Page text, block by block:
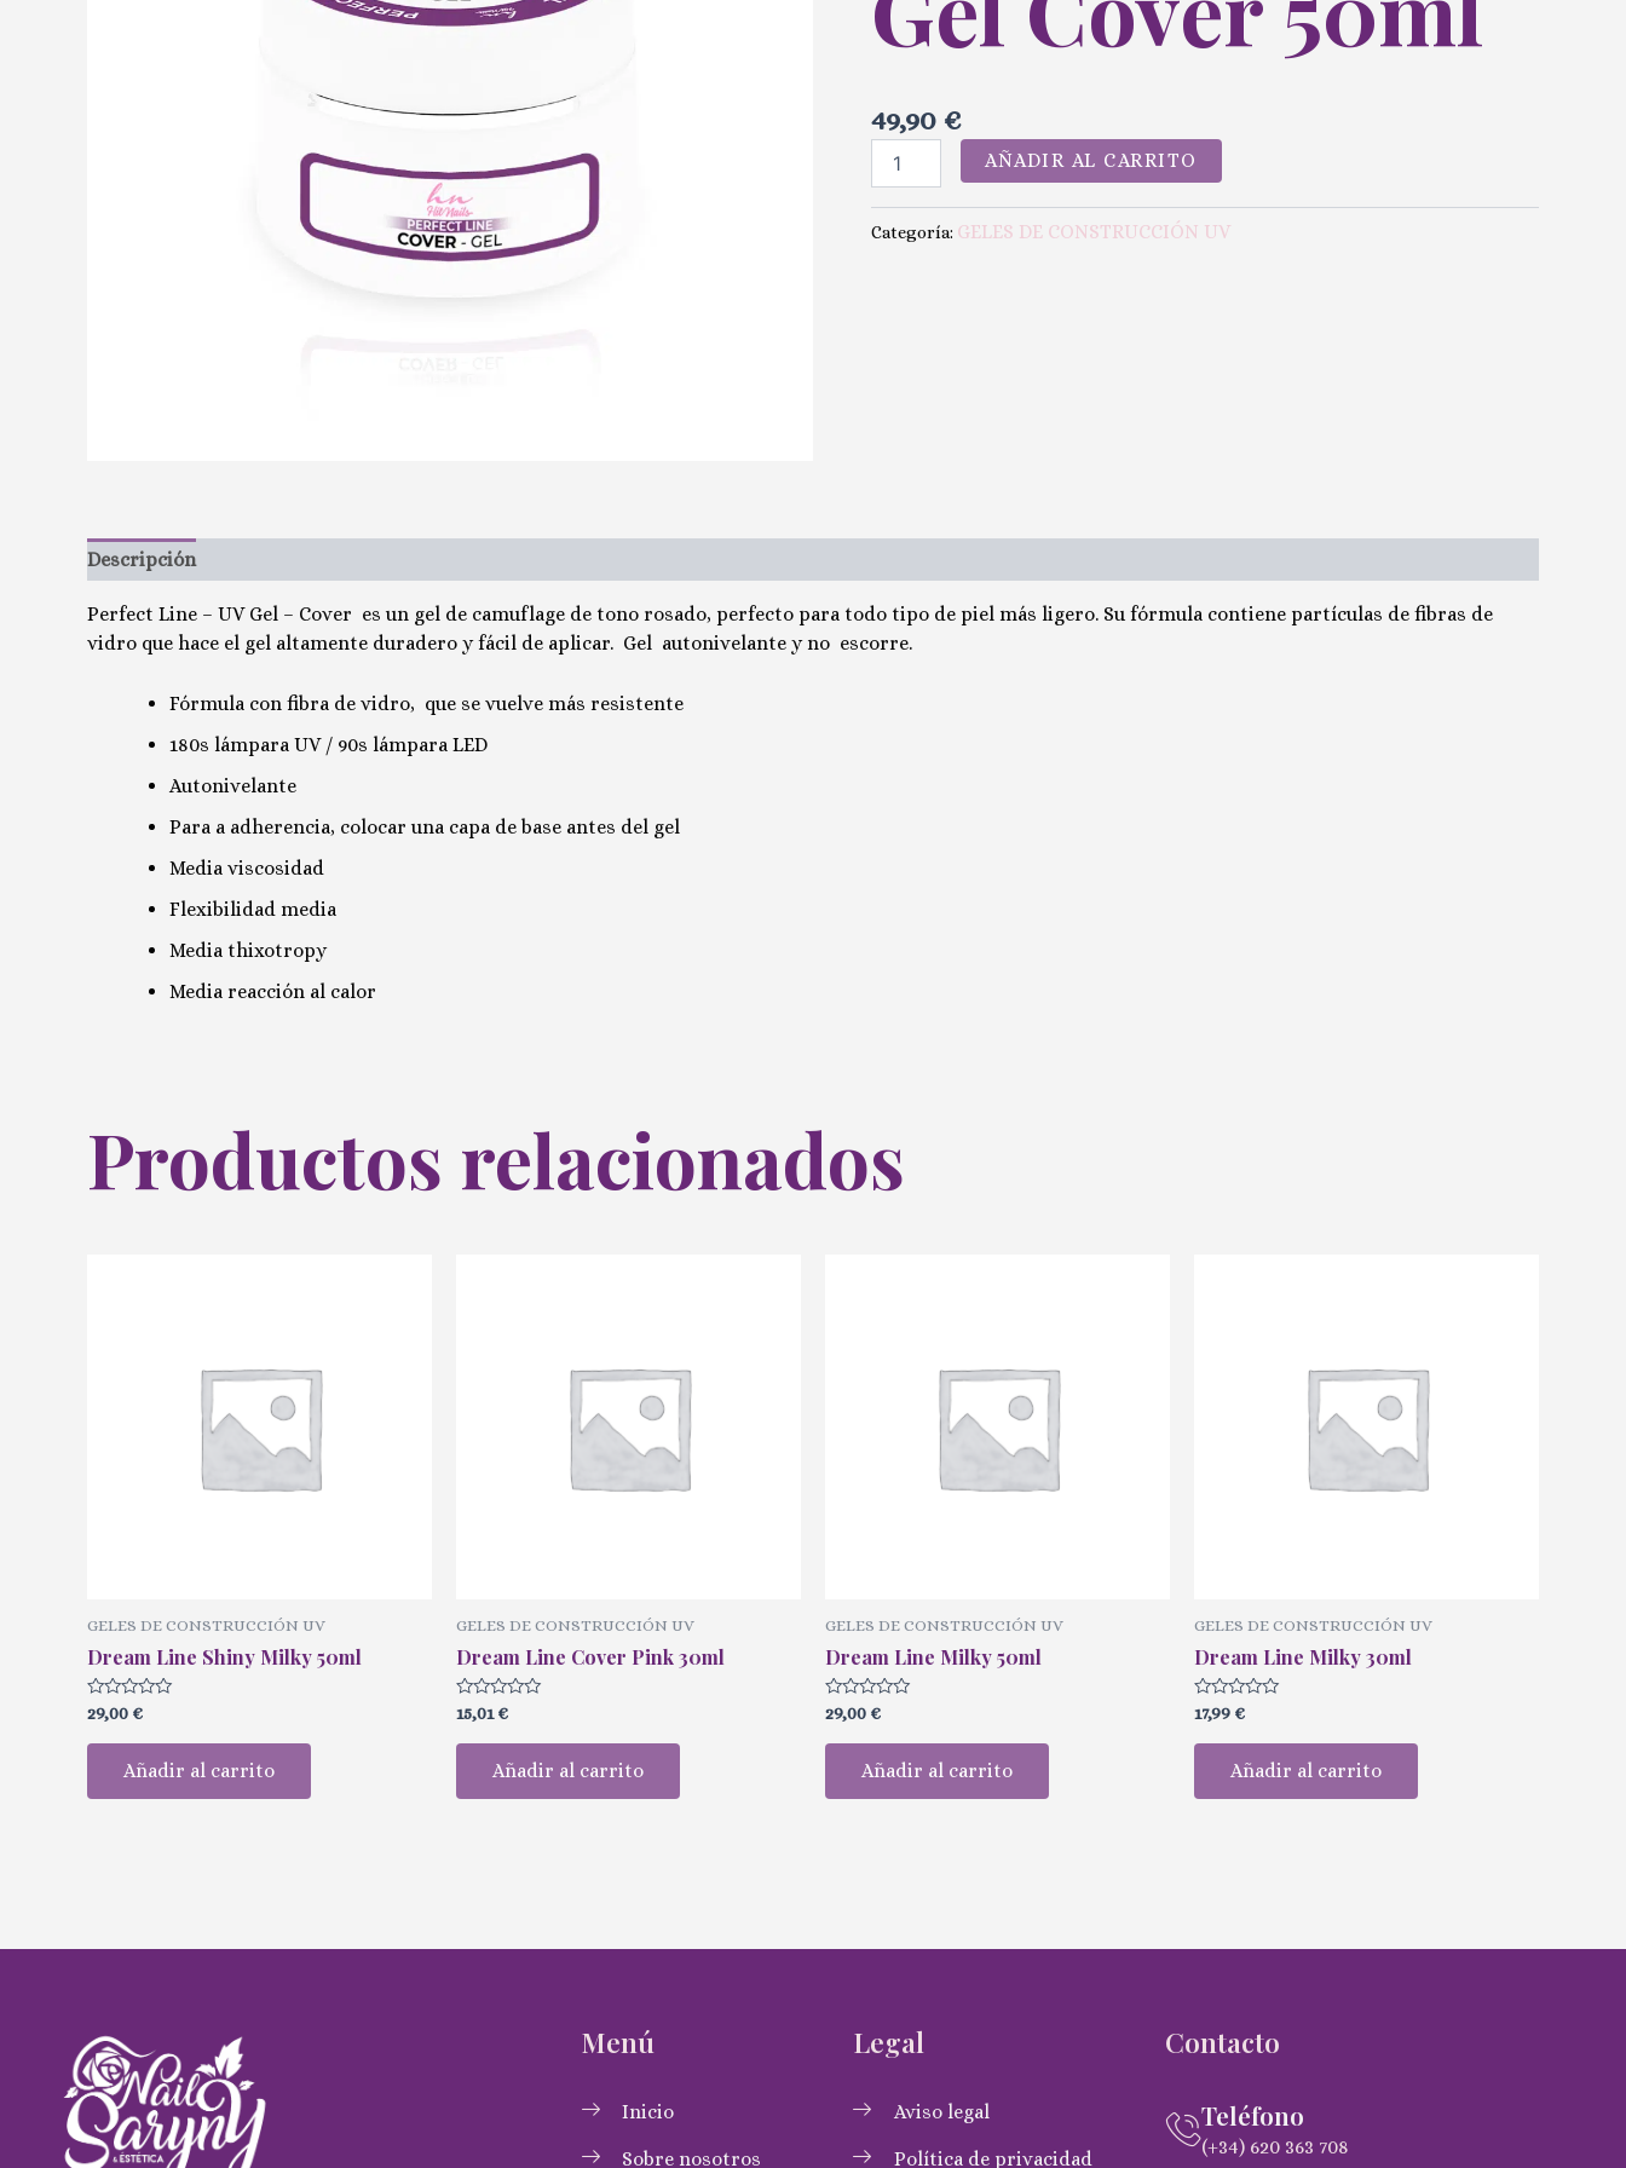
49,90 €
AÑADIR AL CARRITO
Categoría: GELES DE CONSTRUCCIÓN UV
Descripción
Perfect Line – UV Gel – Cover es un gel de camuflage de tono rosado, perfecto para todo tipo de piel más ligero. Su fórmula contiene partículas de fibras de
vidro que hace el gel altamente duradero y fácil de aplicar. Gel autonivelante y no escorre.
Fórmula con fibra de vidro, que se vuelve más resistente
180s lámpara UV / 90s lámpara LED
Autonivelante
Para a adherencia, colocar una capa de base antes del gel
Media viscosidad
Flexibilidad media
Media thixotropy
Media reacción al calor
Productos relacionados
GELES DE CONSTRUCCIÓN UV
Dream Line Shiny Milky 50ml
Valorado
con
0
29,00 €
Añadir al carrito
GELES DE CONSTRUCCIÓN UV
Dream Line Cover Pink 30ml
Valorado
con
0
15,01€
Añadir al carrito
GELES DE CONSTRUCCIÓN UV
Dream Line Milky 50ml
Valorado
con
0
29,00 €
Añadir al carrito
GELES DE CONSTRUCCIÓN UV
Dream Line Milky 30ml
Valorado
con
0
17,99 €
Añadir al carrito
Menú
Inicio
Sobre nosotros
Legal
Aviso legal
Política de privacidad
Contacto
Teléfono
(+34) 620 363 708